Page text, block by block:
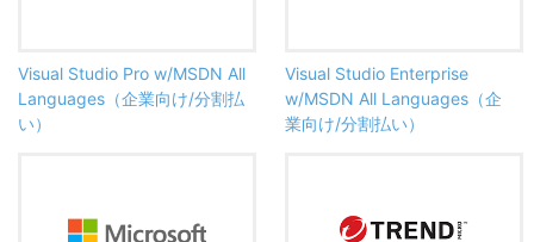
Visual Studio Pro w/MSDN All
Languages（企業向け/分割払
い）
Visual Studio Enterprise
w/MSDN All Languages（企
業向け/分割払い）